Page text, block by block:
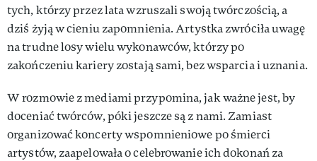
tych, którzy przez lata wzruszali swoją twórczością, a
dziś żyją w cieniu zapomnienia. Artystka zwróciła uwagę
na trudne losy wielu wykonawców, którzy po
zakończeniu kariery zostają sami, bez wsparcia i uznania.
W rozmowie z mediami przypomina, jak ważne jest, by
doceniać twórców, póki jeszcze są z nami. Zamiast
organizować koncerty wspomnieniowe po śmierci
artystów, zaapelowała o celebrowanie ich dokonań za